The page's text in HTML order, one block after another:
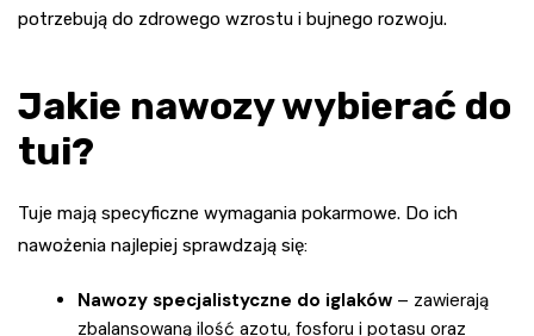
potrzebują do zdrowego wzrostu i bujnego rozwoju.
Jakie nawozy wybierać do
tui?
Tuje mają specyficzne wymagania pokarmowe. Do ich
nawożenia najlepiej sprawdzają się:
Nawozy specjalistyczne do iglaków – zawierają
zbalansowaną ilość azotu, fosforu i potasu oraz